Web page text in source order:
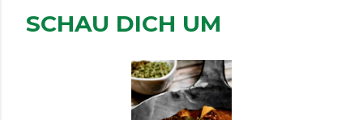
SCHAU DICH UM